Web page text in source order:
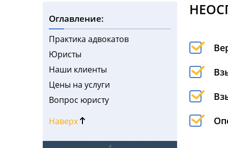
Оглавление:
Практика адвокатов
Юристы
Наши клиенты
Цены на услуги
Вопрос юристу
Наверх